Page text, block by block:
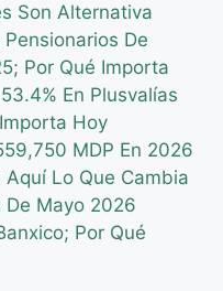
Son Alternativa
Pensionarios De
Por Qué Importa
En Plusvalías
Hoy
MDP En 2026
Lo Que Cambia
De Mayo 2026
Por Qué